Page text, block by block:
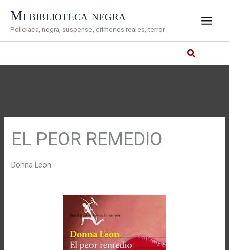
contenido
Mi biblioteca negra
Policíaca, negra, suspense, crímenes reales, terror
EL PEOR REMEDIO
Donna Leon